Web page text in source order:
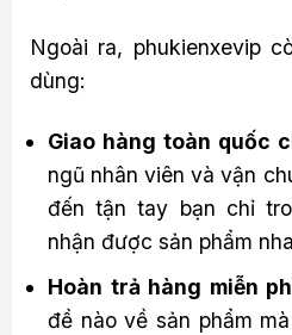
Ngoài ra, phukienxevip
dùng:
Giao hàng toàn quốc
ngũ nhân viên và vận
đến tận tay bạn chỉ
nhận được sản phẩm
Hoàn trả hàng miễn
đề nào về sản phẩm